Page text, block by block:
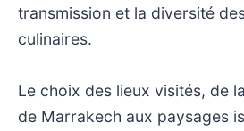
transmission et la diversité
culinaires.
Le choix des lieux visités, de
de Marrakech aux paysages